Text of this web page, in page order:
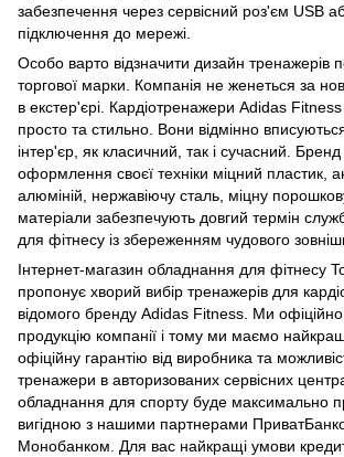
забезпечення через сервісний роз'єм USB
підключення до мережі.
Особо варто відзначити дизайн тренажерів
торгової марки. Компанія не женеться за
в екстер'єрі. Кардіотренажери Adidas
просто та стильно. Вони відмінно
інтер'єр, як класичний, так і сучасний.
оформлення своєї техніки міцний пластик,
алюміній, нержавіючу сталь, міцну
матеріали забезпечують довгий термін
для фітнесу із збереженням чудового
Інтернет-магазин обладнання для фітнесу
пропонує хворий вибір тренажерів для
відомого бренду Adidas Fitness. Ми
продукцію компанії і тому ми маємо
офіційну гарантію від виробника та
тренажери в авторизованих сервісних
обладнання для спорту буде максимально
вигідною з нашими партнерами
Монобанком. Для вас найкращі умови